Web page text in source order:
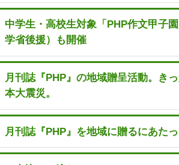
中学生・高校生対象「PHP作文甲子
学省後援）も開催
月刊誌『PHP』の地域贈呈活動。き
本大震災。
月刊誌『PHP』を地域に贈るにあた